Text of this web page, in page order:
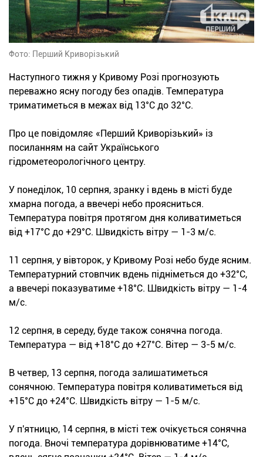
Фото: Перший Криворізький
Наступного тижня у Кривому Розі прогнозують
переважно ясну погоду без опадів. Температура
триматиметься в межах від 13°С до 32°С.
Про це повідомляє «Перший Криворізький» із
посиланням на сайт Українського
гідрометеорологічного центру.
У понеділок, 10 серпня, зранку і вдень в місті буде
хмарна погода, а ввечері небо проясниться.
Температура повітря протягом дня коливатиметься
від +17°С до +29°С. Швидкість вітру — 1-3 м/с.
11 серпня, у вівторок, у Кривому Розі небо буде ясним.
Температурний стовпчик вдень підніметься до +32°С,
а ввечері показуватиме +18°С. Швидкість вітру — 1-4
м/с.
12 серпня, в середу, буде також сонячна погода.
Температура — від +18°С до +27°С. Вітер — 3-5 м/с.
В четвер, 13 серпня, погода залишатиметься
сонячною. Температура повітря коливатиметься від
+15°С до +24°С. Швидкість вітру — 1-5 м/с.
У п'ятницю, 14 серпня, в місті теж очікується сонячна
погода. Вночі температура дорівнюватиме +14°С,